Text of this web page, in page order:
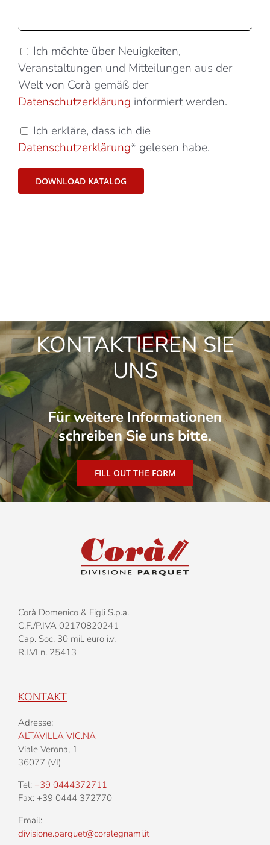
Ich möchte über Neuigkeiten,
Veranstaltungen und Mitteilungen aus der
Welt von Corà gemäß der
Datenschutzerklärung informiert werden.
Ich erkläre, dass ich die
Datenschutzerklärung* gelesen habe.
KONTAKTIEREN SIE
UNS
Für weitere Informationen
schreiben Sie uns bitte.
FILL OUT THE FORM
Corà Domenico & Figli S.p.a.
C.F./P.IVA 02170820241
Cap. Soc. 30 mil. euro i.v.
R.I.VI n. 25413
KONTAKT
Adresse:
ALTAVILLA VIC.NA
Viale Verona, 1
36077 (VI)
Tel: +39 0444372711
Fax: +39 0444 372770
Email:
divisione.parquet@coralegnami.it